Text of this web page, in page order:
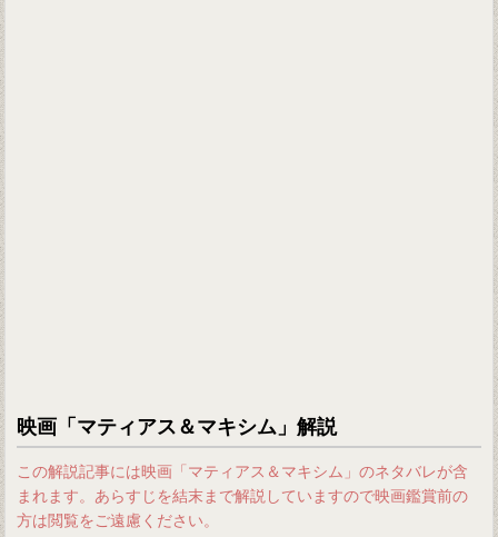
映画「マティアス＆マキシム」解説
この解説記事には映画「マティアス＆マキシム」のネタバレが含
まれます。あらすじを結末まで解説していますので映画鑑賞前の
方は閲覧をご遠慮ください。